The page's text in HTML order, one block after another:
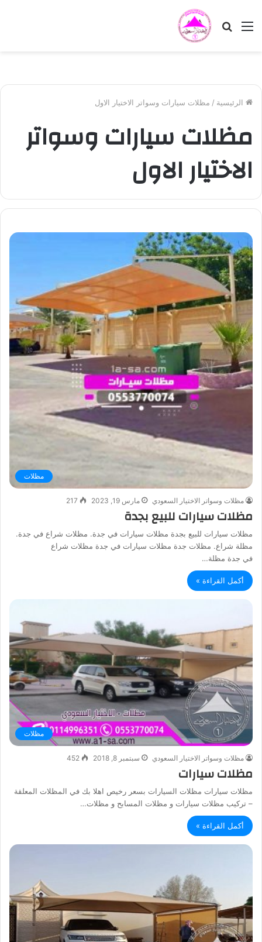
القائمة بحث
الرئيسية / مظلات سيارات وسواتر الاختيار الاول
مظلات سيارات وسواتر
الاختيار الاول
مظلات
مظلات وسواتر الاختيار السعودي مارس 19, 2023 217
مظلات سيارات للبيع بجدة
مظلات سيارات للبيع بجدة مظلات سيارات في جدة. مظلات شراع في جدة.
مظلة شراع. مظلات جدة مظلات سيارات في جدة مظلات شراع
في جدة مظلة…
أكمل القراءة »
مظلات
مظلات وسواتر الاختيار السعودي سبتمبر 8, 2018 452
مظلات سيارات
مظلات سيارات مظلات السيارات بسعر رخيص اهلا بك في المظلات المعلقة
– تركيب مظلات سيارات و مظلات المسابح و مظلات…
أكمل القراءة »